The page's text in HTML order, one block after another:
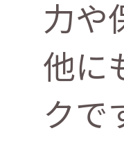
力や
他に
クで